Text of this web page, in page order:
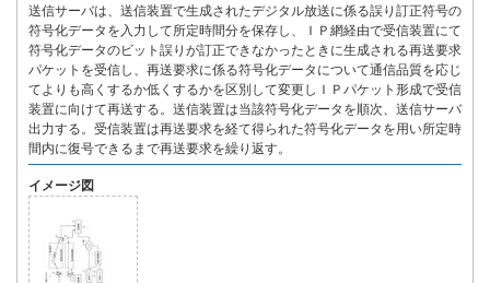
送信サーバは、送信装置で生成されたデジタル放送に係る誤り訂正符号の
符号化データを入力して所定時間分を保存し、ＩＰ網経由で受信装置にて
符号化データのビット誤りが訂正できなかったときに生成される再送要求
パケットを受信し、再送要求に係る符号化データについて通信品質を応じ
てよりも高くするか低くするかを区別して変更しＩＰパケット形成で受信
装置に向けて再送する。送信装置は当該符号化データを順次、送信サーバ
出力する。受信装置は再送要求を経て得られた符号化データを用い所定時
間内に復号できるまで再送要求を繰り返す。
イメージ図